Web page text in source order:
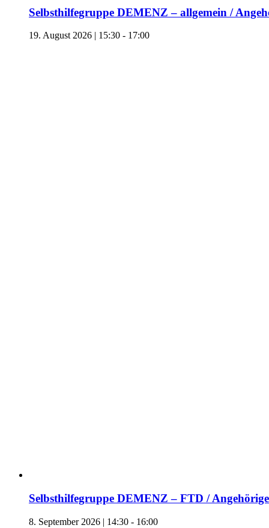
Selbsthilfegruppe DEMENZ – allgemein /
19. August 2026 | 15:30 - 17:00
Selbsthilfegruppe DEMENZ – FTD /
8. September 2026 | 14:30 - 16:00